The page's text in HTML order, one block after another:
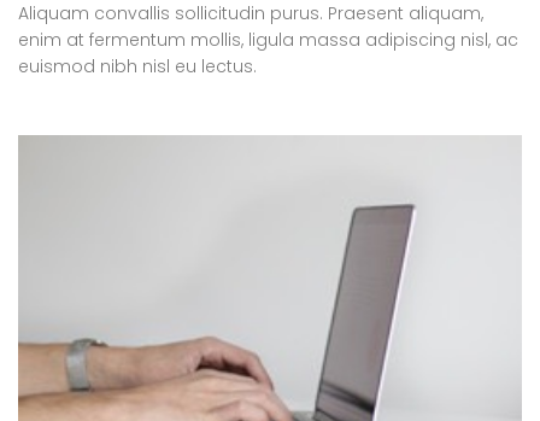
Aliquam convallis sollicitudin purus. Praesent aliquam,
enim at fermentum mollis, ligula massa adipiscing nisl, ac
euismod nibh nisl eu lectus.